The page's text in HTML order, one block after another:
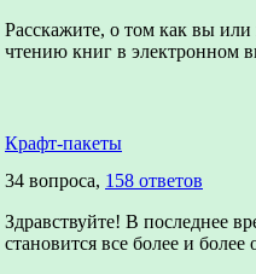
Расскажите, о том как вы
чтению книг в электронном
Крафт-пакеты
34 вопроса, 158 ответов
Здравствуйте! В последнее
становится все более и